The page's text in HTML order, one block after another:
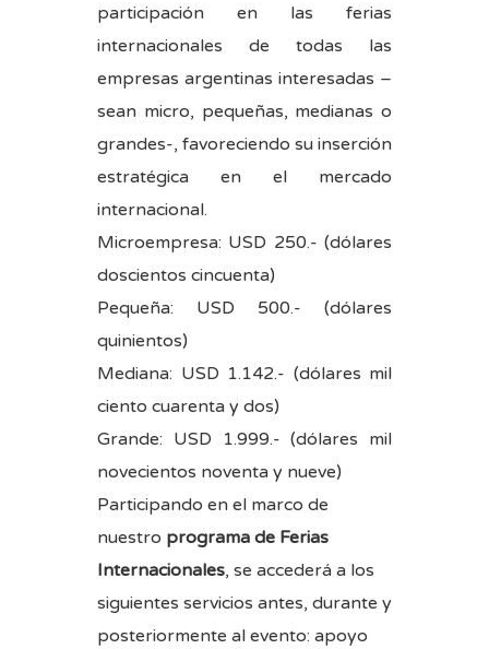
participación en las ferias
internacionales de todas las
empresas argentinas interesadas –
sean micro, pequeñas, medianas o
grandes-, favoreciendo su inserción
estratégica en el mercado
internacional.
Microempresa: USD 250.- (dólares
doscientos cincuenta)
Pequeña: USD 500.- (dólares
quinientos)
Mediana: USD 1.142.- (dólares mil
ciento cuarenta y dos)
Grande: USD 1.999.- (dólares mil
novecientos noventa y nueve)
Participando en el marco de
nuestro programa de Ferias
Internacionales, se accederá a los
siguientes servicios antes, durante y
posteriormente al evento: apoyo